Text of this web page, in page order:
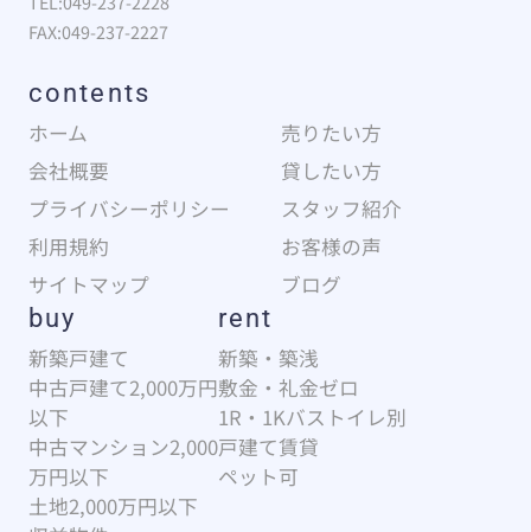
FAX:049-237-2227
contents
ホーム
売りたい方
会社概要
貸したい方
プライバシーポリシー
スタッフ紹介
利用規約
お客様の声
サイトマップ
ブログ
buy
新築戸建て
中古戸建て2,000万円
以下
中古マンション2,000
万円以下
土地2,000万円以下
rent
新築・築浅
敷金・礼金ゼロ
1R・1Kバストイレ別
戸建て賃貸
ペット可